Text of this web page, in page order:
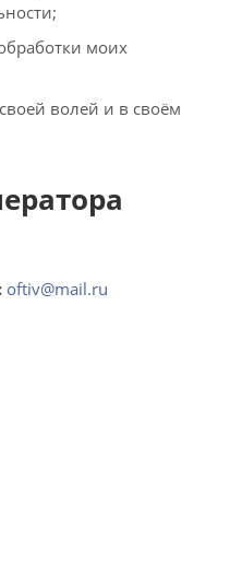
моих
волей и в своём
oftiv@mail.ru